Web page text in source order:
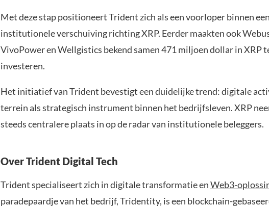
Met deze stap positioneert Trident zich als een voorloper binnen
institutionele verschuiving richting XRP. Eerder maakten ook
VivoPower en Wellgistics bekend samen 471 miljoen dollar in XRP
investeren.
Het initiatief van Trident bevestigt een duidelijke trend: digitale
terrein als strategisch instrument binnen het bedrijfsleven. XRP
steeds centralere plaats in op de radar van institutionele beleggers.
Over Trident Digital Tech
Trident specialiseert zich in digitale transformatie enWeb3-
paradepaardje van het bedrijf, Tridentity, is een blockchain-